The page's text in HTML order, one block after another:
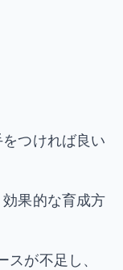
つければ良い
果的な育成方
が不足し、